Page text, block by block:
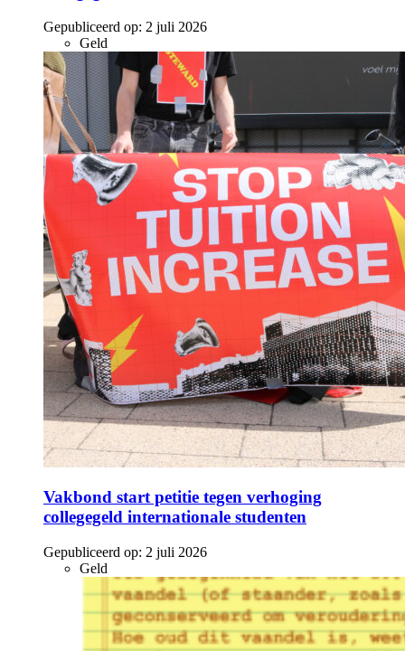
Gepubliceerd op: 2 juli 2026
Geld
Vakbond start petitie tegen verhoging
collegegeld internationale studenten
Gepubliceerd op: 2 juli 2026
Geld